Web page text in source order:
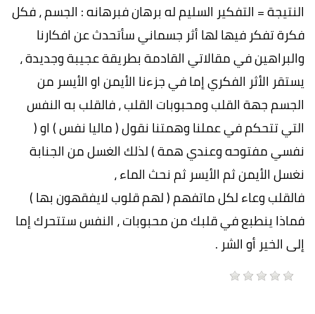
النتيجة = التفكير السليم له برهان فبرهانه : الجسم ، فكل
فكرة تفكر فيها لها أثر جسماني سأتحدث عن افكارنا
والبراهين في مقالاتي القادمة بطريقة عجيبة وجديدة ،
يستقر الأثر الفكري إما في جزءنا الأيمن او الأيسر من
الجسم جهة القلب ومحبوبات القلب ، فالقلب به النفس
التي تتحكم في عملنا وهمتنا نقول ( ماليا نفس ) او (
نفسي مفتوحه وعندي همة ) لذلك الغسل من الجنابة
نغسل الأيمن ثم الأيسر ثم نحث الماء ،
فالقلب وعاء لكل ماتفهم ( لهم قلوب لايفقهون بها )
فماذا ينطبع في قلبك من محبوبات ، النفس ستتحرك إما
إلى الخير أو الشر .